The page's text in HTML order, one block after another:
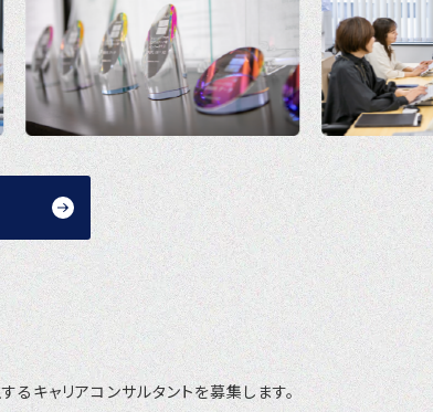
キャリアコンサルタントを募集します。